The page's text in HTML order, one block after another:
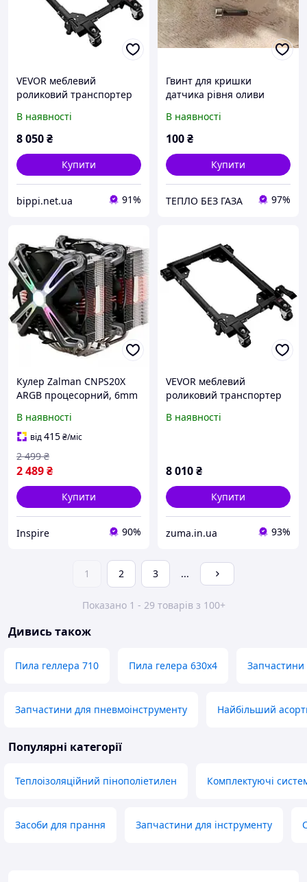
VEVOR меблевий
роликовий транспортер
457.2x609.6mm-
673.1x800.7mm 901518
В наявності
8 050₴
Купити
bippi.net.ua 91%
Гвинт для кришки
датчика рівня оливи
VAG N10456201 оригінал
новий
В наявності
100₴
Купити
ТЕПЛО БЕЗ ГАЗА 97%
Кулер Zalman CNPS20X
ARGB процесорний, 6mm
1500rpm TDP 300
В наявності
від415₴/міс
2 489₴
2 499 ₴
Купити
Inspire 90%
VEVOR меблевий
роликовий транспортер
457.2x609.6mm-
В наявності
8 010₴
Купити
zuma.in.ua 93%
1 2 3 ...
Показано 1 - 29 товарів з 100+
Дивись також
Пила геллера 710 Пила гелера 630х4 Запчастини
Запчастини для пневмоінструменту Найбільший
Популярні категорії
Теплоізоляційний пінополіетилен Комплектуючі
Засоби для прання Запчастини для інструменту